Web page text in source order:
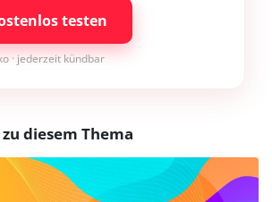
testen
· jederzeit kündbar
diesem Thema